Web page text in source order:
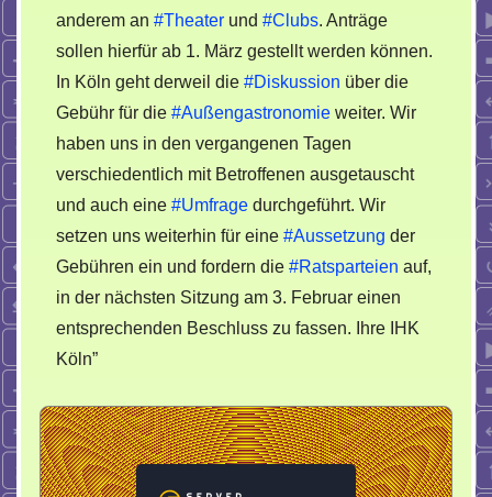
anderem an #Theater und #Clubs. Anträge
sollen hierfür ab 1. März gestellt werden können.
In Köln geht derweil die #Diskussion über die
Gebühr für die #Außengastronomie weiter. Wir
haben uns in den vergangenen Tagen
verschiedentlich mit Betroffenen ausgetauscht
und auch eine #Umfrage durchgeführt. Wir
setzen uns weiterhin für eine #Aussetzung der
Gebühren ein und fordern die #Ratsparteien auf,
in der nächsten Sitzung am 3. Februar einen
entsprechenden Beschluss zu fassen. Ihre IHK
Köln”